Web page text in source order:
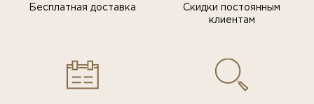
Бесплатная доставка
Скидки постоянным
клиентам